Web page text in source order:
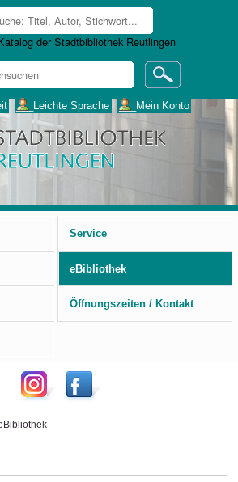
___Leichte Sprache ___Mein Konto
Service
eBibliothek
Öffnungszeiten / Kontakt